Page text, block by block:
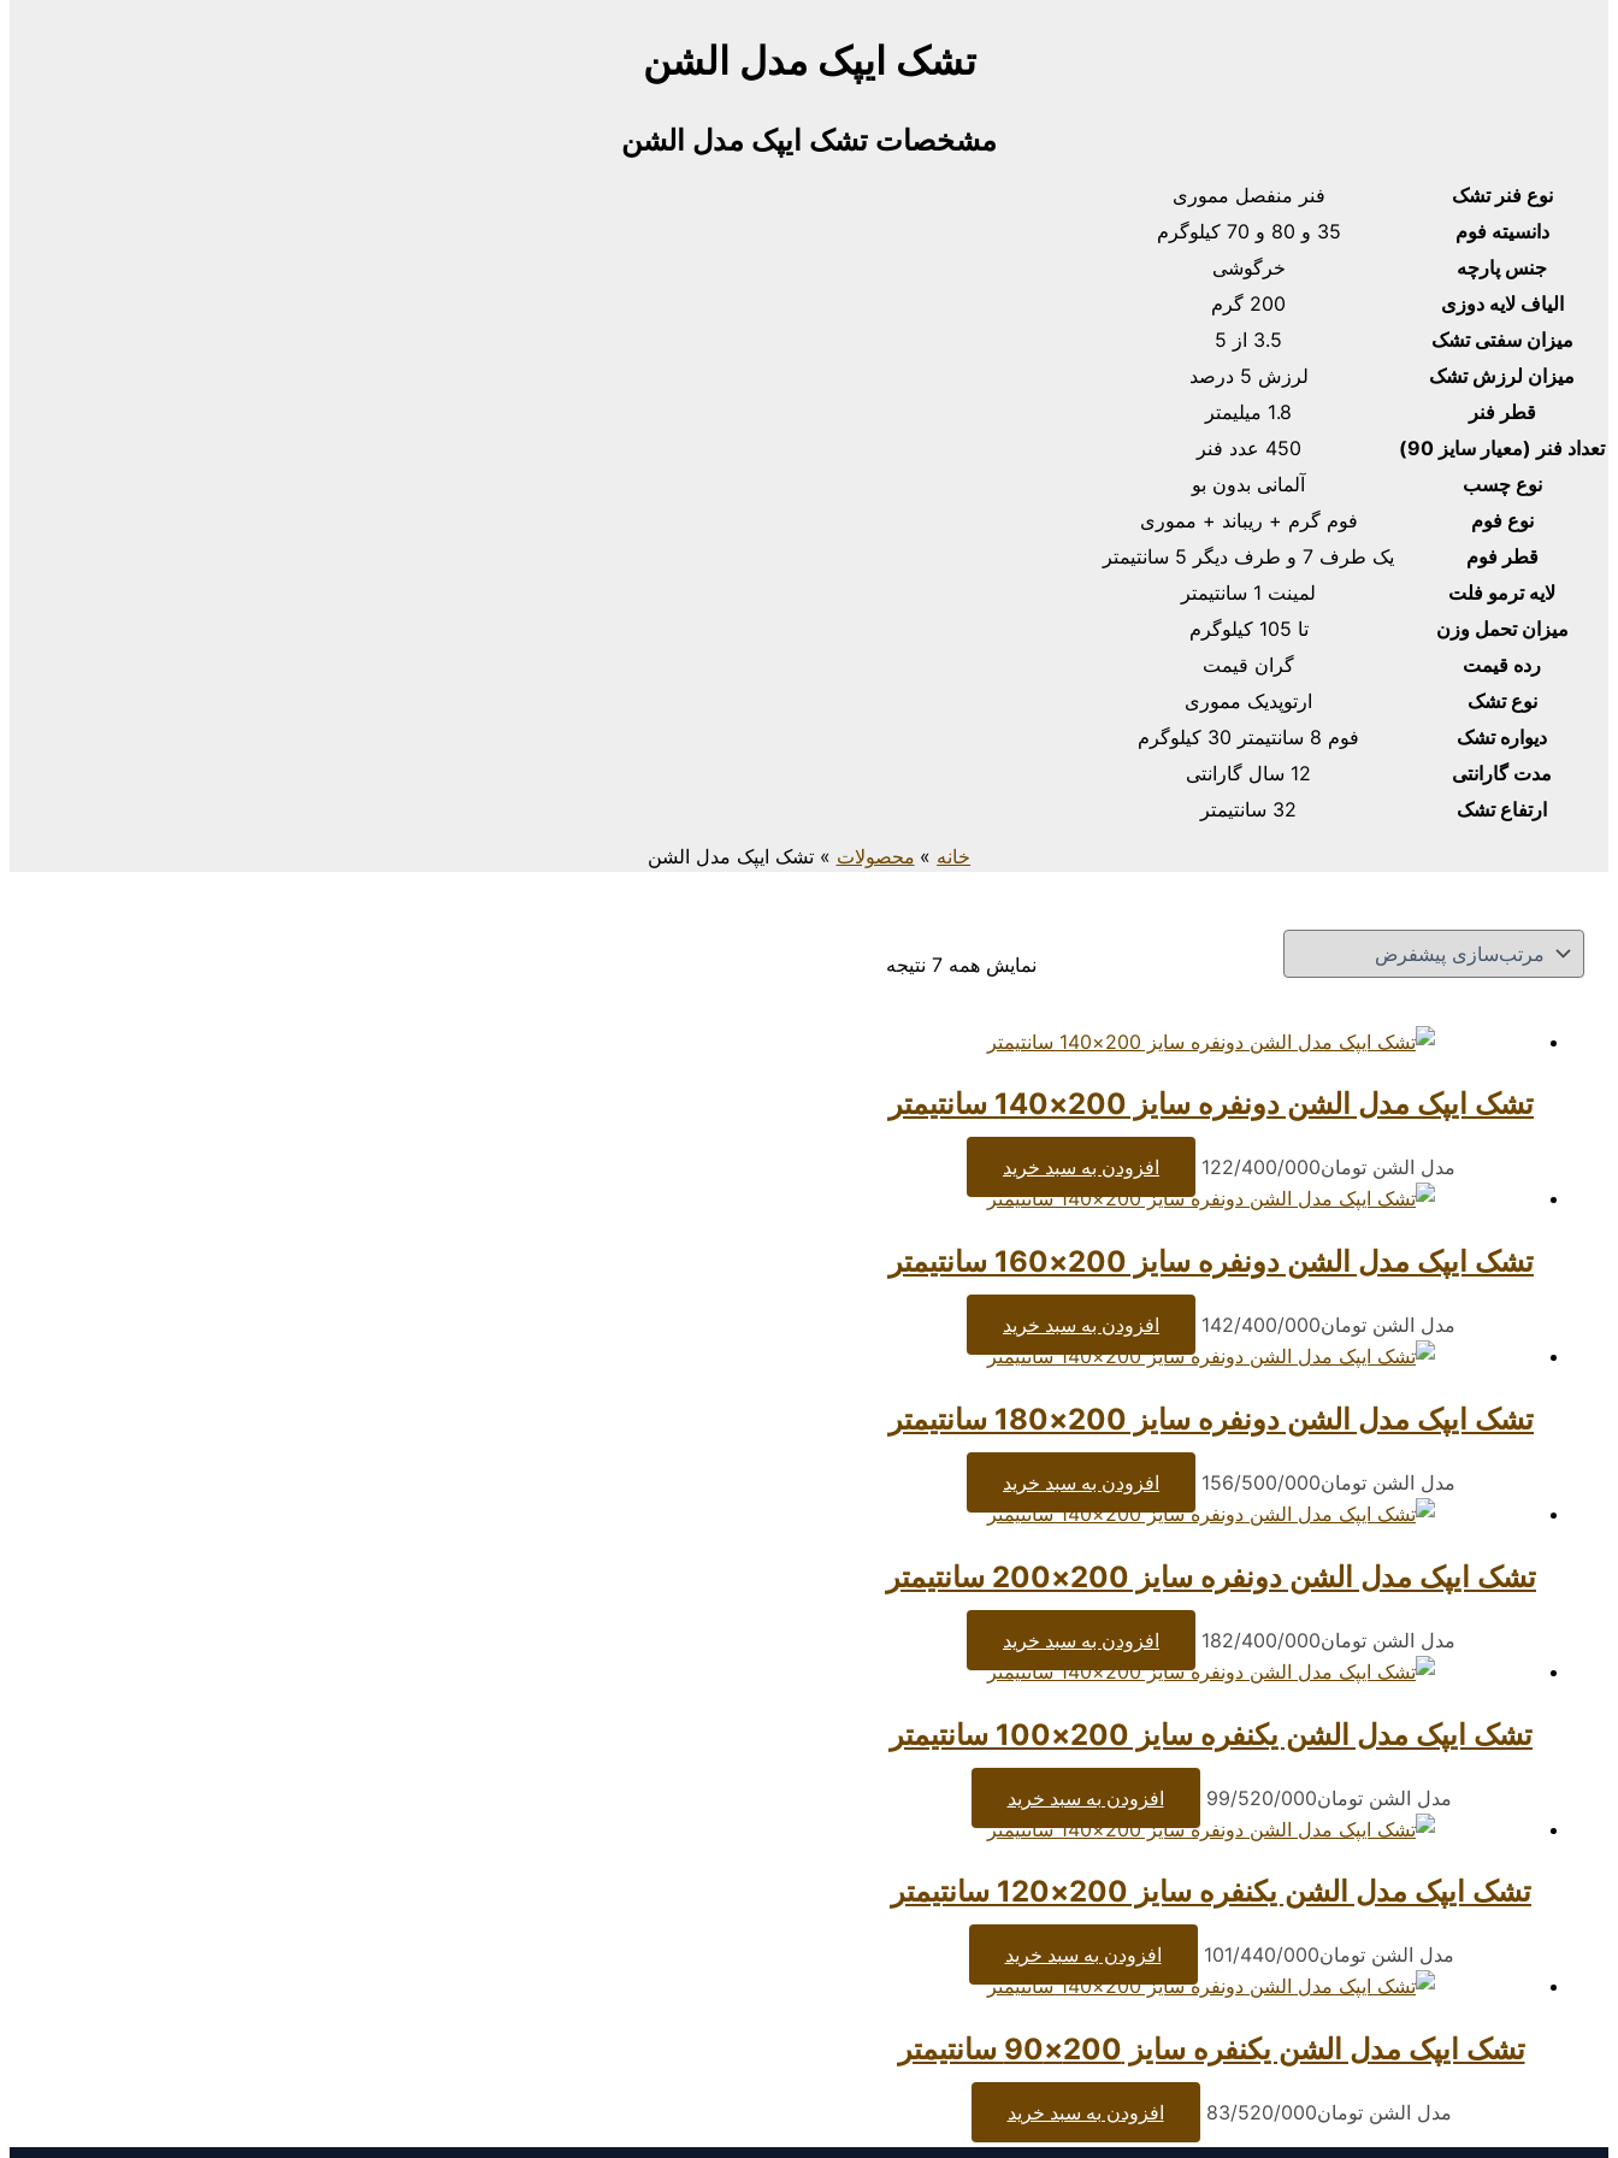
تشک ایپک مدل الشن
مشخصات تشک ایپک مدل الشن
نوع فنر تشک
فنر منفصل مموری
دانسیته فوم
35 و 80 و 70 کیلوگرم
جنس پارچه
خرگوشی
الیاف لایه دوزی
200 گرم
میزان سفتی تشک
3.5 از 5
میزان لرزش تشک
لرزش 5 درصد
قطر فنر
1.8 میلیمتر
تعداد فنر (معیار سایز 90)
450 عدد فنر
نوع چسب
آلمانی بدون بو
نوع فوم
فوم گرم + ریباند + مموری
قطر فوم
یک طرف 7 و طرف دیگر 5 سانتیمتر
لایه ترمو فلت
لمینت 1 سانتیمتر
میزان تحمل وزن
تا 105 کیلوگرم
رده قیمت
گران قیمت
نوع تشک
ارتوپدیک مموری
دیواره تشک
فوم 8 سانتیمتر 30 کیلوگرم
مدت گارانتی
12 سال گارانتی
ارتفاع تشک
32 سانتیمتر
خانه
محصولات تشک ایپک مدل الشن
نمایش همه 7 نتیجه
تشک ایپک مدل الشن دونفره سایز 200×140 سانتیمتر
مدل الشن تومان122/400/000 افزودن به سبد خرید
تشک ایپک مدل الشن دونفره سایز 200×160 سانتیمتر
مدل الشن تومان142/400/000 افزودن به سبد خرید
تشک ایپک مدل الشن دونفره سایز 200×180 سانتیمتر
مدل الشن تومان156/500/000 افزودن به سبد خرید
تشک ایپک مدل الشن دونفره سایز 200×200 سانتیمتر
مدل الشن تومان182/400/000 افزودن به سبد خرید
تشک ایپک مدل الشن یکنفره سایز 200×100 سانتیمتر
مدل الشنتومان99/520/000 افزودن به سبد خرید
تشک ایپک مدل الشن یکنفره سایز 200×120 سانتیمتر
مدل الشنتومان101/440/000 افزودن به سبد خرید
تشک ایپک مدل الشن یکنفره سایز 200×90 سانتیمتر
مدل الشنتومان83/520/000 افزودن به سبد خرید